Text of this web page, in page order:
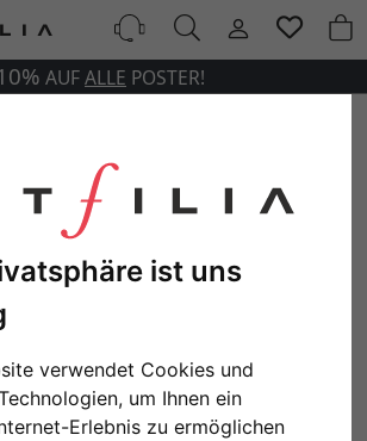
ist uns
verwendet Cookies und
um Ihnen ein
Erlebnis zu ermöglichen
AUFALLE POSTER!